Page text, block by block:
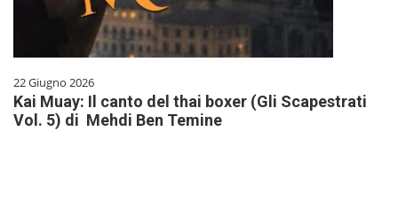
22 Giugno 2026
Kai Muay: Il canto del thai boxer (Gli Scapestrati
Vol. 5) di Mehdi Ben Temine